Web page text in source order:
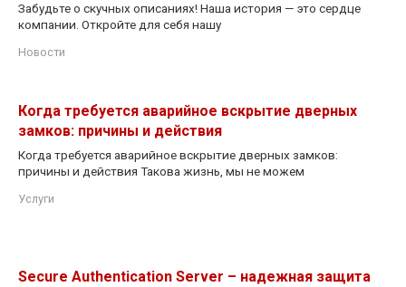
Забудьте о скучных описаниях! Наша история — это сердце
компании. Откройте для себя нашу
Новости
Когда требуется аварийное вскрытие дверных
замков: причины и действия
Когда требуется аварийное вскрытие дверных замков:
причины и действия Такова жизнь, мы не можем
Услуги
Secure Authentication Server – надежная защита